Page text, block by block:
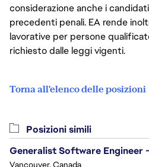
considerazione anche i
precedenti penali. EA rende
lavorative per persone
richiesto dalle leggi vigenti.
Torna all'elenco delle posizioni
Posizioni simili
Generalist Software Engineer
Vancouver, Canada